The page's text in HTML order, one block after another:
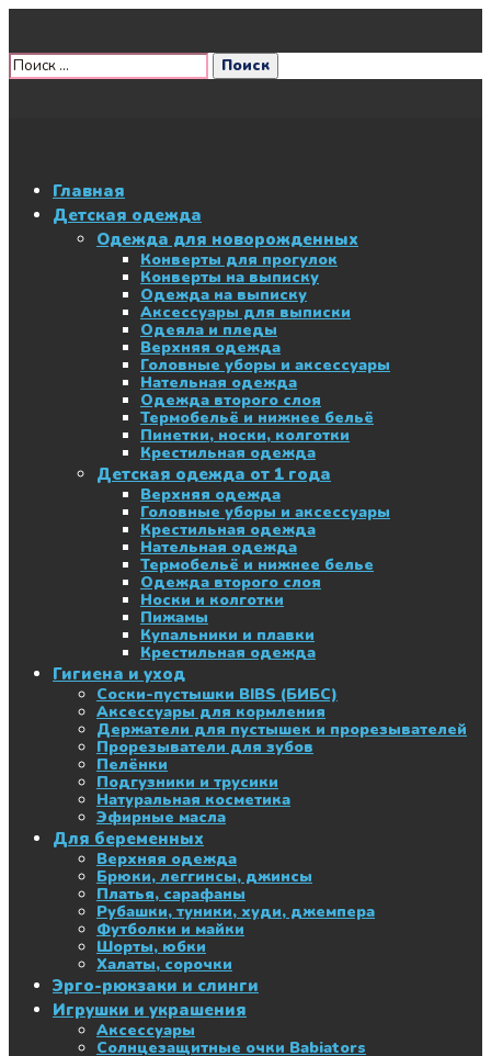
Главная
Детская одежда
Одежда для новорожденных
Конверты для прогулок
Конверты на выписку
Одежда на выписку
Аксессуары для выписки
Одеяла и пледы
Верхняя одежда
Головные уборы и аксессуары
Нательная одежда
Одежда второго слоя
Термобельё и нижнее бельё
Пинетки, носки, колготки
Крестильная одежда
Детская одежда от 1 года
Верхняя одежда
Головные уборы и аксессуары
Крестильная одежда
Нательная одежда
Термобельё и нижнее белье
Одежда второго слоя
Носки и колготки
Пижамы
Купальники и плавки
Крестильная одежда
Гигиена и уход
Соски-пустышки BIBS (БИБС)
Аксессуары для кормления
Держатели для пустышек и прорезывателей
Прорезыватели для зубов
Пелёнки
Подгузники и трусики
Натуральная косметика
Эфирные масла
Для беременных
Верхняя одежда
Брюки, леггинсы, джинсы
Платья, сарафаны
Рубашки, туники, худи, джемпера
Футболки и майки
Шорты, юбки
Халаты, сорочки
Эрго-рюкзаки и слинги
Игрушки и украшения
Аксессуары
Солнцезащитные очки Babiators